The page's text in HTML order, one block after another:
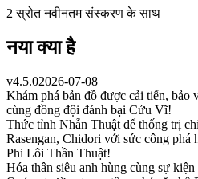
2 स्रोत नवीनतम संस्करण के साथ
नया क्या है
v4.5.02026-07-08
Khám phá bản đồ được cải tiến, bảo
cùng đồng đội đánh bại Cửu Vĩ!
Thức tỉnh Nhẫn Thuật để thống trị
Rasengan, Chidori với sức công phá
Phi Lôi Thần Thuật!
Hóa thân siêu anh hùng cùng sự